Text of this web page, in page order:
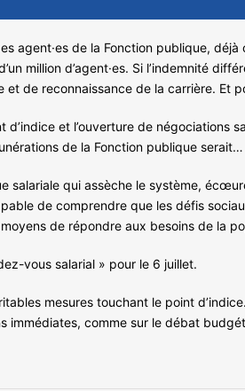
agent·es de la Fonction publique,
million d’agent·es. Si l’indemnité
et de reconnaissance de la carrière.
et l’ouverture de négociations
de la Fonction publique
salariale qui assèche le système,
de comprendre que les défis
de répondre aux besoins de la
vous salarial » pour le 6 juillet.
mesures touchant le point
immédiates, comme sur le débat